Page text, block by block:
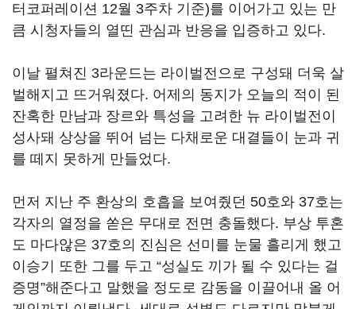
터코퍼레이션 12월 3주차 기준)를 이어가고 있는 만
큼 시청자들의 열띤 관심과 반응을 입증하고 있다.
이날 펼쳐진 3라운드는 라이벌전으로 구성돼 더욱 살
벌해지고 뜨거워졌다. 어제의 동지가 오늘의 적이 된
잔혹한 만남과 장르와 특성을 고려한 뉴 라이벌전이
성사돼 상상을 뛰어 넘는 다채로운 대결들이 눈과 귀
를 떼지 못하게 만들었다.
먼저 지난 주 환상의 호흡을 보여줬던 50호와 37호는
각자의 열정을 쏟은 무대로 전면 충돌했다. 부상 투혼
도 마다않은 37호의 진심은 선미를 눈물 흘리게 했고
이승기 또한 그를 두고 “성실도 끼가 될 수 있다는 걸
증명”해준다고 말했을 정도로 감동을 이끌어내 올 어